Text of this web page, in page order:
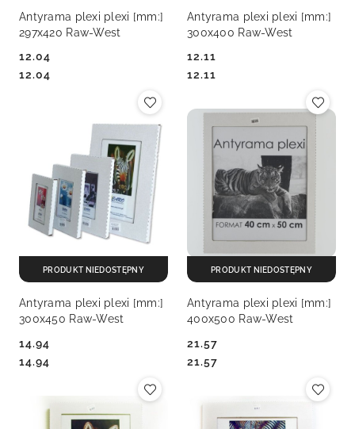
Antyrama plexi plexi [mm:]
297x420 Raw-West
Cena:
12.04
Cena:
12.04
Antyrama plexi plexi [mm:]
300x400 Raw-West
Cena:
12.11
Cena:
12.11
Antyrama plexi plexi [mm:]
300x450 Raw-West
Cena:
14.94
Cena:
14.94
PRODUKT NIEDOSTĘPNY
Antyrama plexi plexi [mm:]
400x500 Raw-West
Cena:
21.57
Cena:
21.57
PRODUKT NIEDOSTĘPNY